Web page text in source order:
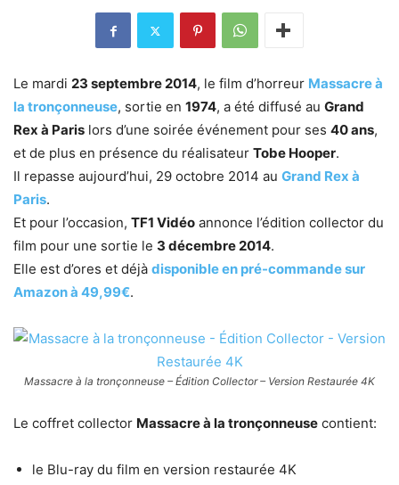
Le mardi 23 septembre 2014, le film d’horreur Massacre à
la tronçonneuse, sortie en 1974, a été diffusé au Grand
Rex à Paris lors d’une soirée événement pour ses 40 ans,
et de plus en présence du réalisateur Tobe Hooper.
Il repasse aujourd’hui, 29 octobre 2014 au Grand Rex à
Paris.
Et pour l’occasion, TF1 Vidéo annonce l’édition collector du
film pour une sortie le 3 décembre 2014.
Elle est d’ores et déjà disponible en pré-commande sur
Amazon à 49,99€.
Massacre à la tronçonneuse – Édition Collector – Version Restaurée 4K
Le coffret collector Massacre à la tronçonneuse contient:
le Blu-ray du film en version restaurée 4K